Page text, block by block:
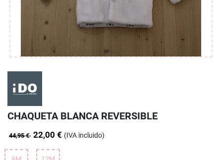
CHAQUETA BLANCA REVERSIBLE
44,95 € 22,00 € (IVA incluido)